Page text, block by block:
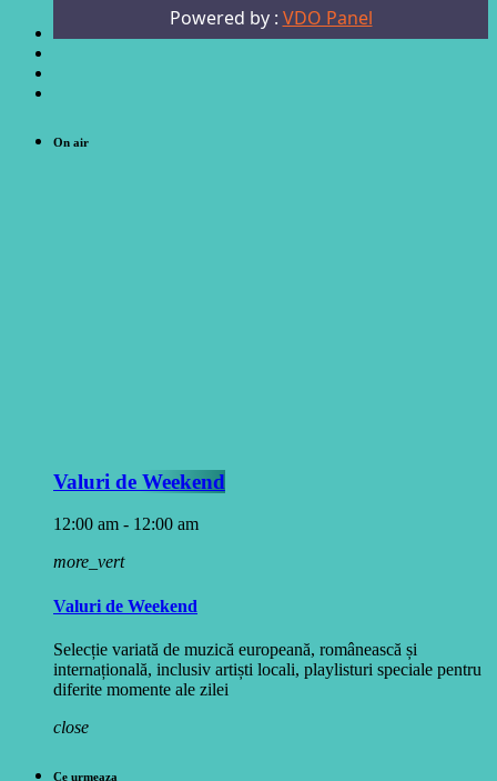
On air
Valuri de Weekend
12:00 am - 12:00 am
more_vert
Valuri de Weekend
Selecție variată de muzică europeană, românească și
internațională, inclusiv artiști locali, playlisturi speciale pentru
diferite momente ale zilei
close
Ce urmeaza